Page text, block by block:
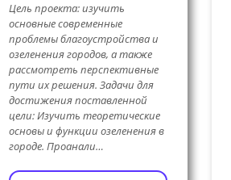
Цель проекта: изучить
основные современные
проблемы благоустройства и
озеленения городов, а также
рассмотреть перспективные
пути их решения. Задачи для
достижения поставленной
цели: Изучить теоретические
основы и функции озеленения в
городе. Проанали…